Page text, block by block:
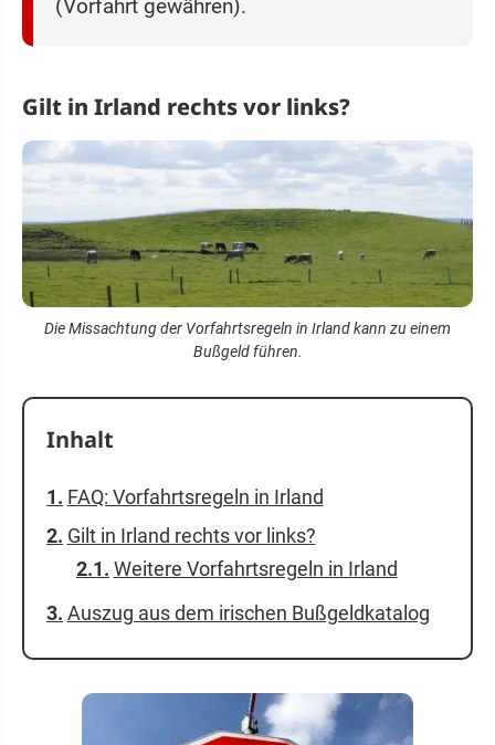
(Vorfahrt gewähren).
Gilt in Irland rechts vor links?
Die Missachtung der Vorfahrtsregeln in Irland kann zu einem
Bußgeld führen.
Inhalt
FAQ: Vorfahrtsregeln in Irland
Gilt in Irland rechts vor links?
Weitere Vorfahrtsregeln in Irland
Auszug aus dem irischen Bußgeldkatalog